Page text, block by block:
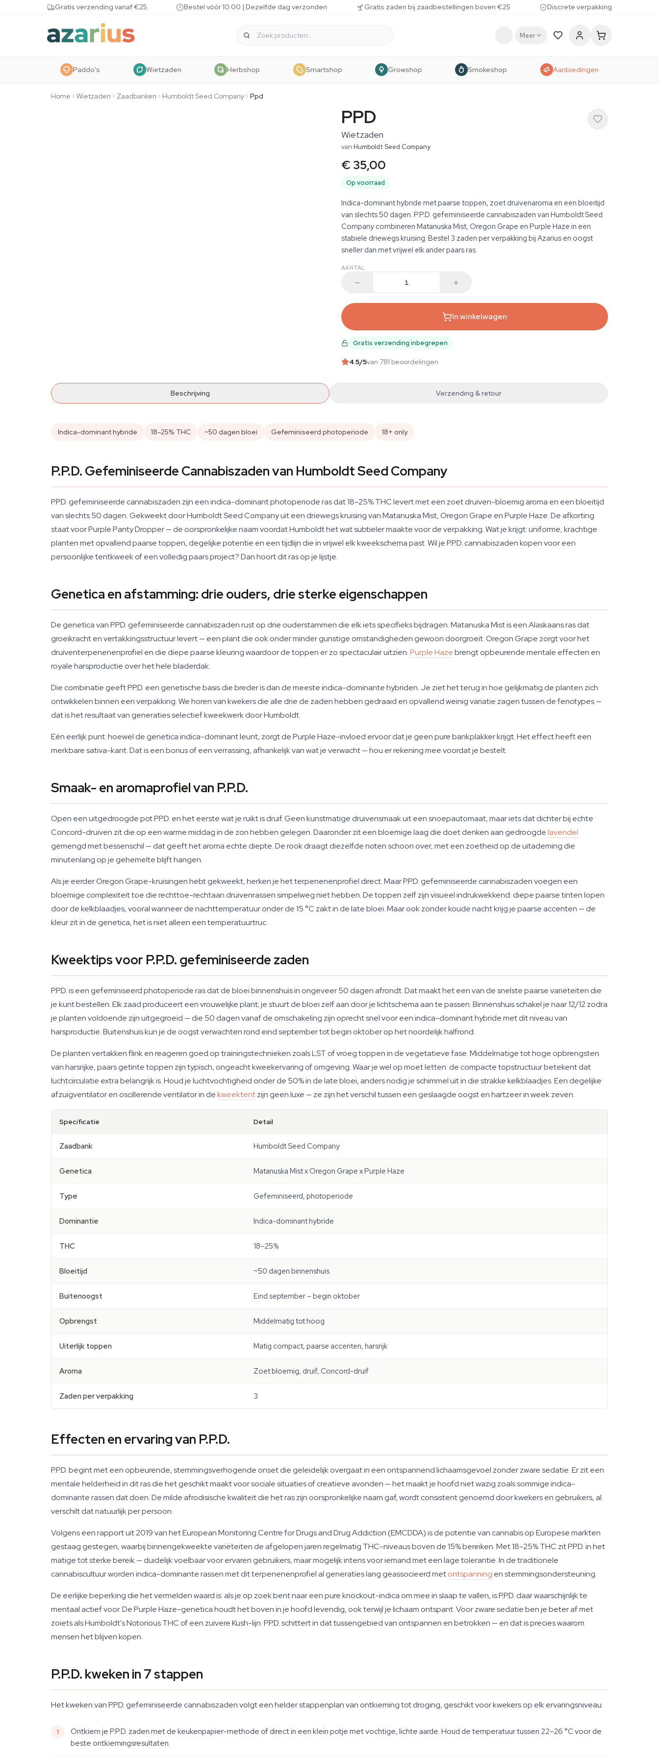
Skip to content Gratis verzending vanaf €25 Bestel vóór 10:00 | Dezelfde dag verzonden Gratis zaden bij zaadbestellingen boven €25 Discrete verpakking
Meer
Paddo's Wietzaden Herbshop Smartshop Growshop Smokeshop Aanbiedingen
Home Wietzaden Zaadbanken Humboldt Seed Company Ppd
PPD
Wietzaden
van Humboldt Seed Company
€ 35,00
Op voorraad
Indica-dominant hybride met paarse toppen, zoet druivenaroma en een bloeitijd
van slechts 50 dagen. P.P.D. gefeminiseerde cannabiszaden van Humboldt Seed
Company combineren Matanuska Mist, Oregon Grape en Purple Haze in een
stabiele driewegs kruising. Bestel 3 zaden per verpakking bij Azarius en oogst
sneller dan met vrijwel elk ander paars ras.
AANTAL
In winkelwagen
Gratis verzending inbegrepen
4.5/5van 781 beoordelingen
Beschrijving Verzending & retour
Indica-dominant hybride 18–25% THC ~50 dagen bloei Gefeminiseerd photoperiode 18+ only
P.P.D. Gefeminiseerde Cannabiszaden van Humboldt Seed Company
P.P.D. gefeminiseerde cannabiszaden zijn een indica-dominant photoperiode ras dat 18–25% THC levert met een zoet druiven-bloemig aroma en een bloeitijd
van slechts 50 dagen. Gekweekt door Humboldt Seed Company uit een driewegs kruising van Matanuska Mist, Oregon Grape en Purple Haze. De afkorting
staat voor Purple Panty Dropper — de oorspronkelijke naam voordat Humboldt het wat subtieler maakte voor de verpakking. Wat je krijgt: uniforme, krachtige
planten met opvallend paarse toppen, degelijke potentie en een tijdlijn die in vrijwel elk kweekschema past. Wil je P.P.D. cannabiszaden kopen voor een
persoonlijke tentkweek of een volledig paars project? Dan hoort dit ras op je lijstje.
Genetica en afstamming: drie ouders, drie sterke eigenschappen
De genetica van P.P.D. gefeminiseerde cannabiszaden rust op drie ouderstammen die elk iets specifieks bijdragen. Matanuska Mist is een Alaskaans ras dat
groeikracht en vertakkingsstructuur levert — een plant die ook onder minder gunstige omstandigheden gewoon doorgroeit. Oregon Grape zorgt voor het
druiventerpenenenprofiel en die diepe paarse kleuring waardoor de toppen er zo spectaculair uitzien.Purple Hazebrengt opbeurende mentale effecten en
royale harsproductie over het hele bladerdak.
Die combinatie geeft P.P.D. een genetische basis die breder is dan de meeste indica-dominante hybriden. Je ziet het terug in hoe gelijkmatig de planten zich
ontwikkelen binnen een verpakking. We horen van kwekers die alle drie de zaden hebben gedraaid en opvallend weinig variatie zagen tussen de fenotypes —
dat is het resultaat van generaties selectief kweekwerk door Humboldt.
Eén eerlijk punt: hoewel de genetica indica-dominant leunt, zorgt de Purple Haze-invloed ervoor dat je geen pure bankplakker krijgt. Het effect heeft een
merkbare sativa-kant. Dat is een bonus of een verrassing, afhankelijk van wat je verwacht — hou er rekening mee voordat je bestelt.
Smaak- en aromaprofiel van P.P.D.
Open een uitgedroogde pot P.P.D. en het eerste wat je ruikt is druif. Geen kunstmatige druivensmaak uit een snoepautomaat, maar iets dat dichter bij echte
Concord-druiven zit die op een warme middag in de zon hebben gelegen. Daaronder zit een bloemige laag die doet denken aan gedroogdelavendel
gemengd met bessenschil — dat geeft het aroma echte diepte. De rook draagt diezelfde noten schoon over, met een zoetheid op de uitademing die
minutenlang op je gehemelte blijft hangen.
Als je eerder Oregon Grape-kruisingen hebt gekweekt, herken je het terpenenenprofiel direct. Maar P.P.D. gefeminiseerde cannabiszaden voegen een
bloemige complexiteit toe die rechttoe-rechtaan druivenrassen simpelweg niet hebben. De toppen zelf zijn visueel indrukwekkend: diepe paarse tinten lopen
door de kelkblaadjes, vooral wanneer de nachttemperatuur onder de 15 °C zakt in de late bloei. Maar ook zonder koude nacht krijg je paarse accenten — de
kleur zit in de genetica, het is niet alleen een temperatuurtruc.
Kweektips voor P.P.D. gefeminiseerde zaden
P.P.D. is een gefeminiseerd photoperiode ras dat de bloei binnenshuis in ongeveer 50 dagen afrondt. Dat maakt het een van de snelste paarse variëteiten die
je kunt bestellen. Elk zaad produceert een vrouwelijke plant; je stuurt de bloei zelf aan door je lichtschema aan te passen. Binnenshuis schakel je naar 12/12 zodra
je planten voldoende zijn uitgegroeid — die 50 dagen vanaf de omschakeling zijn oprecht snel voor een indica-dominant hybride met dit niveau van
harsproductie. Buitenshuis kun je de oogst verwachten rond eind september tot begin oktober op het noordelijk halfrond.
De planten vertakken flink en reageren goed op trainingstechnieken zoals LST of vroeg toppen in de vegetatieve fase. Middelmatige tot hoge opbrengsten
van harsrijke, paars getinte toppen zijn typisch, ongeacht kweekervaring of omgeving. Waar je wel op moet letten: de compacte topstructuur betekent dat
luchtcirculatie extra belangrijk is. Houd je luchtvochtigheid onder de 50% in de late bloei, anders nodig je schimmel uit in die strakke kelkblaadjes. Een degelijke
afzuigventilator en oscillerende ventilator in dekweektentzijn geen luxe — ze zijn het verschil tussen een geslaagde oogst en hartzeer in week zeven.
Specificatie Detail
Zaadbank Humboldt Seed Company
Genetica Matanuska Mist x Oregon Grape x Purple Haze
Type Gefeminiseerd, photoperiode
Dominantie Indica-dominant hybride
THC 18–25%
Bloeitijd ~50 dagen binnenshuis
Buitenoogst Eind september – begin oktober
Opbrengst Middelmatig tot hoog
Uiterlijk toppen Matig compact, paarse accenten, harsrijk
Aroma Zoet bloemig, druif, Concord-druif
Zaden per verpakking 3
Effecten en ervaring van P.P.D.
P.P.D. begint met een opbeurende, stemmingsverhogende onset die geleidelijk overgaat in een ontspannend lichaamsgevoel zonder zware sedatie. Er zit een
mentale helderheid in dit ras die het geschikt maakt voor sociale situaties of creatieve avonden — het maakt je hoofd niet wazig zoals sommige indica-
dominante rassen dat doen. De milde afrodisische kwaliteit die het ras zijn oorspronkelijke naam gaf, wordt consistent genoemd door kwekers en gebruikers, al
verschilt dat natuurlijk per persoon.
Volgens een rapport uit 2019 van het European Monitoring Centre for Drugs and Drug Addiction (EMCDDA) is de potentie van cannabis op Europese markten
gestaag gestegen, waarbij binnengekweekte variëteiten de afgelopen jaren regelmatig THC-niveaus boven de 15% bereiken. Met 18–25% THC zit P.P.D. in het
matige tot sterke bereik — duidelijk voelbaar voor ervaren gebruikers, maar mogelijk intens voor iemand met een lage tolerantie. In de traditionele
cannabiscultuur worden indica-dominante rassen met dit terpenenenprofiel al generaties lang geassocieerd metontspanning en stemmingsondersteuning.
De eerlijke beperking die het vermelden waard is: als je op zoek bent naar een pure knockout-indica om mee in slaap te vallen, is P.P.D. daar waarschijnlijk te
mentaal actief voor. De Purple Haze-genetica houdt het boven in je hoofd levendig, ook terwijl je lichaam ontspant. Voor zware sedatie ben je beter af met
zoiets als Humboldt's Notorious THC of een zuivere Kush-lijn. P.P.D. schittert in dat tussengebied van ontspannen en betrokken — en dat is precies waarom
mensen het blijven kopen.
P.P.D. kweken in 7 stappen
Het kweken van P.P.D. gefeminiseerde cannabiszaden volgt een helder stappenplan van ontkieming tot droging, geschikt voor kwekers op elk ervaringsniveau.
Ontkiem je P.P.D. zaden met de keukenpapier-methode of direct in een klein potje met vochtige, lichte aarde. Houd de temperatuur tussen 22–26 °C voor de
beste ontkiemingsresultaten.